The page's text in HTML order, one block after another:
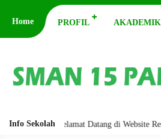
Home PROFIL AKADEMIK
Info SekolahSelamat Datang di Website Resmi